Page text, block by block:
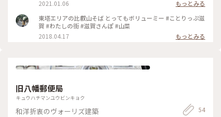
2021.01.06
もっとみる
東塔エリアの比叡山そば とってもボリューミー #ことりっぷ滋
賀 #わたしの街 #滋賀さんぽ #山菜
2018.04.17
もっとみる
旧八幡郵便局
キュウハチマンユウビンキョク
和洋折衷のヴォーリズ建築 54